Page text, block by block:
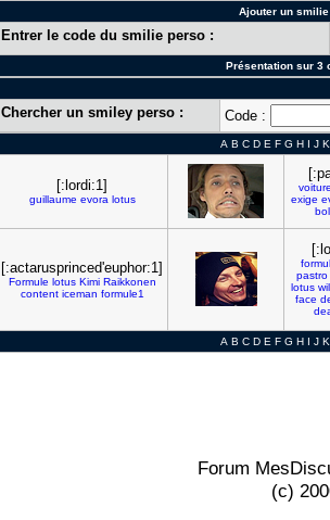
Ajouter un
Entrer le code du smilie perso :
Présentation sur 3
Chercher un smiley perso : Code :
A B C D E F G H I J K
[:lordi:1]
guillaume evora lotus
exige
[:actarusprinced'euphor:1]
Formule lotus Kimi Raikkonen
content iceman formule1
pastro
lotus
face
A B C D E F G H I J K
Forum
(c)